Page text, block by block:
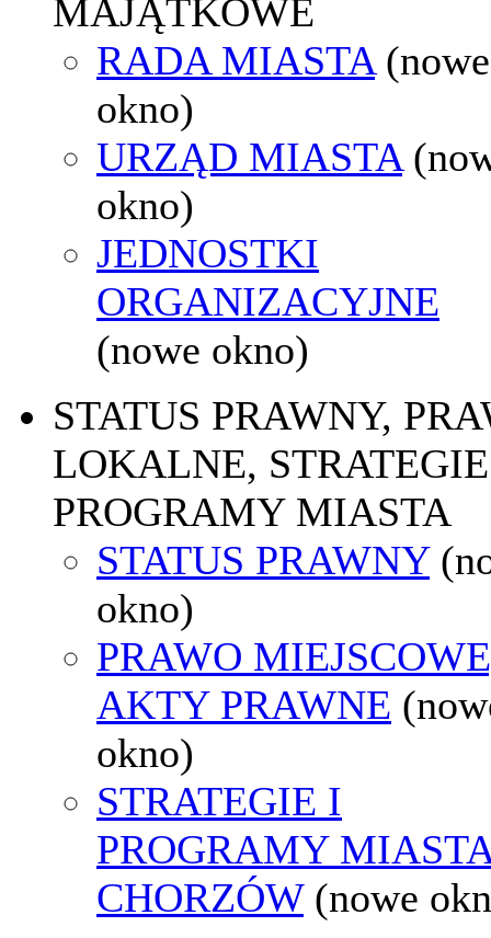
MAJĄTKOWE
RADA MIASTA (nowe
okno)
URZĄD MIASTA
okno)
JEDNOSTKI
ORGANIZACYJNE
(nowe okno)
STATUS PRAWNY,
LOKALNE,
PROGRAMY MIASTA
STATUS PRAWNY
okno)
PRAWO
AKTY PRAWNE
okno)
STRATEGIE I
PROGRAMY
CHORZÓW (nowe